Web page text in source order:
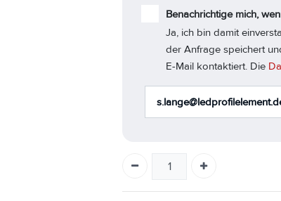
Benachrichtige mich,
Ja, ich bin damit
der Anfrage speichert
E-Mail kontaktiert. Die